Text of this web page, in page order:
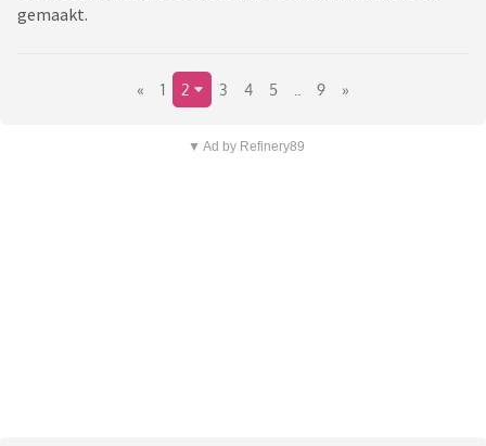
gemaakt.
« 1 2 3 4 5 9 »
▼ Ad by Refinery89